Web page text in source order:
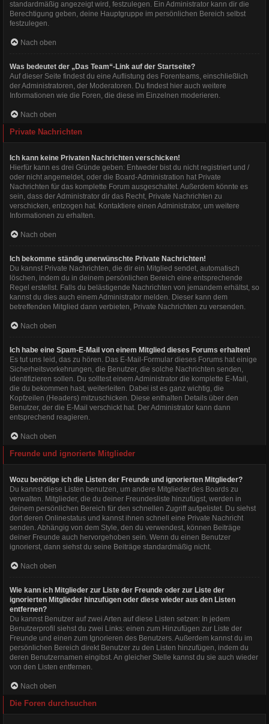
standardmäßig angezeigt wird, festzulegen. Ein Administrator kann dir die
Berechtigung geben, deine Hauptgruppe im persönlichen Bereich selbst
festzulegen.
Nach oben
Was bedeutet der „Das Team“-Link auf der Startseite?
Auf dieser Seite findest du eine Auflistung des Forenteams, einschließlich
der Administratoren, der Moderatoren. Du findest hier auch weitere
Informationen wie die Foren, die diese im Einzelnen moderieren.
Nach oben
Private Nachrichten
Ich kann keine Privaten Nachrichten verschicken!
Hierfür kann es drei Gründe geben: Entweder bist du nicht registriert und /
oder nicht angemeldet, oder die Board-Administration hat Private
Nachrichten für das komplette Forum ausgeschaltet. Außerdem könnte es
sein, dass der Administrator dir das Recht, Private Nachrichten zu
verschicken, entzogen hat. Kontaktiere einen Administrator, um weitere
Informationen zu erhalten.
Nach oben
Ich bekomme ständig unerwünschte Private Nachrichten!
Du kannst Private Nachrichten, die dir ein Mitglied sendet, automatisch
löschen, indem du in deinem persönlichen Bereich eine entsprechende
Regel erstellst. Falls du belästigende Nachrichten von jemandem erhältst, so
kannst du dies auch einem Administrator melden. Dieser kann dem
betreffenden Mitglied dann verbieten, Private Nachrichten zu versenden.
Nach oben
Ich habe eine Spam-E-Mail von einem Mitglied dieses Forums erhalten!
Es tut uns leid, das zu hören. Das E-Mail-Formular dieses Forums hat einige
Sicherheitsvorkehrungen, die Benutzer, die solche Nachrichten senden,
identifizieren sollen. Du solltest einem Administrator die komplette E-Mail,
die du bekommen hast, weiterleiten. Dabei ist es ganz wichtig, die
Kopfzeilen (Headers) mitzuschicken. Diese enthalten Details über den
Benutzer, der die E-Mail verschickt hat. Der Administrator kann dann
entsprechend reagieren.
Nach oben
Freunde und ignorierte Mitglieder
Wozu benötige ich die Listen der Freunde und ignorierten Mitglieder?
Du kannst diese Listen benutzen, um andere Mitglieder des Boards zu
verwalten. Mitglieder, die du deiner Freundesliste hinzufügst, werden in
deinem persönlichen Bereich für den schnellen Zugriff aufgelistet. Du siehst
dort deren Onlinestatus und kannst ihnen schnell eine Private Nachricht
senden. Abhängig von dem Style, den du verwendest, können Beiträge
deiner Freunde auch hervorgehoben sein. Wenn du einen Benutzer
ignorierst, dann siehst du seine Beiträge standardmäßig nicht.
Nach oben
Wie kann ich Mitglieder zur Liste der Freunde oder zur Liste der
ignorierten Mitglieder hinzufügen oder diese wieder aus den Listen
entfernen?
Du kannst Benutzer auf zwei Arten auf diese Listen setzen: In jedem
Benutzerprofil siehst du zwei Links: einen zum Hinzufügen zur Liste der
Freunde und einen zum Ignorieren des Benutzers. Außerdem kannst du im
persönlichen Bereich direkt Benutzer zu den Listen hinzufügen, indem du
deren Benutzernamen eingibst. An gleicher Stelle kannst du sie auch wieder
von den Listen entfernen.
Nach oben
Die Foren durchsuchen